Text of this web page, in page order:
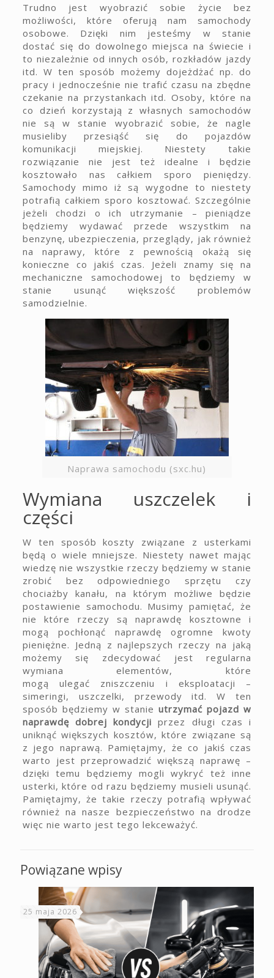
Trudno jest wyobrazić sobie życie bez
możliwości, które oferują nam samochody
osobowe. Dzięki nim jesteśmy w stanie
dostać się do dowolnego miejsca na świecie i
to niezależnie od innych osób, rozkładów jazdy
itd. W ten sposób możemy dojeżdżać np. do
pracy i jednocześnie nie trafić czasu na zbędne
czekanie na przystankach itd. Osoby, które na
co dzień korzystają z własnych samochodów
nie są w stanie wyobrazić sobie, że nagle
musieliby przesiąść się do pojazdów
komunikacji miejskiej. Niestety takie
rozwiązanie nie jest też idealne i będzie
kosztowało nas całkiem sporo pieniędzy.
Samochody mimo iż są wygodne to niestety
potrafią całkiem sporo kosztować. Szczególnie
jeżeli chodzi o ich utrzymanie – pieniądze
będziemy wydawać przede wszystkim na
benzynę, ubezpieczenia, przeglądy, jak również
na naprawy, które z pewnością okażą się
konieczne co jakiś czas. Jeżeli znamy się na
mechaniczne samochodowej to będziemy w
stanie usunąć większość problemów
samodzielnie.
Naprawa samochodu (sxc.hu)
Wymiana uszczelek i
części
W ten sposób koszty związane z usterkami
będą o wiele mniejsze. Niestety nawet mając
wiedzę nie wszystkie rzeczy będziemy w stanie
zrobić bez odpowiedniego sprzętu czy
chociażby kanału, na którym możliwe będzie
postawienie samochodu. Musimy pamiętać, że
nie które rzeczy są naprawdę kosztowne i
mogą pochłonąć naprawdę ogromne kwoty
pieniężne. Jedną z najlepszych rzeczy na jaką
możemy się zdecydować jest regularna
wymiana elementów, które
mogą ulegać zniszczeniu i eksploatacji –
simeringi, uszczelki, przewody itd. W ten
sposób będziemy w stanieutrzymać pojazd w
naprawdę dobrej kondycji przez długi czas i
uniknąć większych kosztów, które związane są
z jego naprawą. Pamiętajmy, że co jakiś czas
warto jest przeprowadzić większą naprawę –
dzięki temu będziemy mogli wykryć też inne
usterki, które od razu będziemy musieli usunąć.
Pamiętajmy, że takie rzeczy potrafią wpływać
również na nasze bezpieczeństwo na drodze
więc nie warto jest tego lekceważyć.
Powiązane wpisy
25 maja 2026